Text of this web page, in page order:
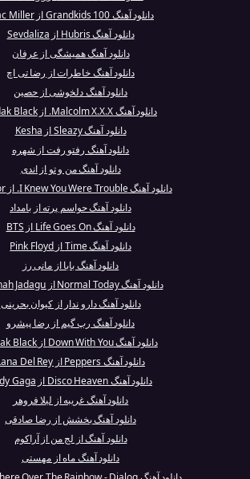
دانلود آهنگ 100 Grandkids از Mac Miller
دانلود آهنگ Hubris از Sevdaliza
دانلود آهنگ همیشگی از عرفان
دانلود آهنگ خاطرات از رضا تی اچ
دانلود آهنگ دلخوشی از حصین
دانلود آهنگ Malcolm X.X.X. از Kodak Black
دانلود آهنگ Sleazy از Kesha
دانلود آهنگ رفتو رفت از شهره
دانلود آهنگ من و تو از اندی
دانلود آهنگ I Knew You Were Trouble. از Taylor ...
دانلود آهنگ حواسم پرته از بامداد
دانلود آهنگ Life Goes On از BTS
دانلود آهنگ Time از Pink Floyd
دانلود آهنگ بابا از مانی رز
دانلود آهنگ Normal Today از Hannah Jadagu
دانلود آهنگ دارو ندار از کیوان بحرینی
دانلود آهنگ رپ گیم از رضا پیشرو
دانلود آهنگ Down With You از Kodak Black
دانلود آهنگ Peppers از Lana Del Rey
دانلود آهنگ Disco Heaven از Lady Gaga
دانلود آهنگ غریبه از لیلا فروهر
دانلود آهنگ بخشش از رضا صادقی
دانلود آهنگ از لج من از آراکوم
دانلود آهنگ ماه از مهستی